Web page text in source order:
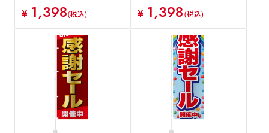
¥ 1,398(税込) ¥ 1,398(税込)